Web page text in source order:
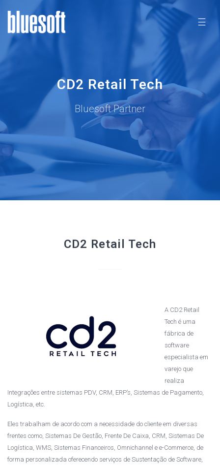
☰
CD2 Retail Tech
Bluesoft Partner
CD2 Retail Tech
A CD2 Retail
Tech é uma
fábrica de
software
especialista em
varejo que
realiza
Integrações entre sistemas PDV, CRM, ERP’s, Sistemas de Pagamento,
Logística, etc.
Eles trabalham de acordo com a necessidade do cliente em diversas
frentes como, Sistemas De Gestão, Frente De Caixa, CRM, Sistemas De
Logística, WMS, Sistemas Financeiros, Omnichannel e e-Commerce, de
forma personalizada oferecendo serviços de Sustentação de Software,